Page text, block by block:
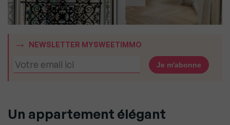
NEWSLETTER MYSWEETIMMO
Un appartement élégant